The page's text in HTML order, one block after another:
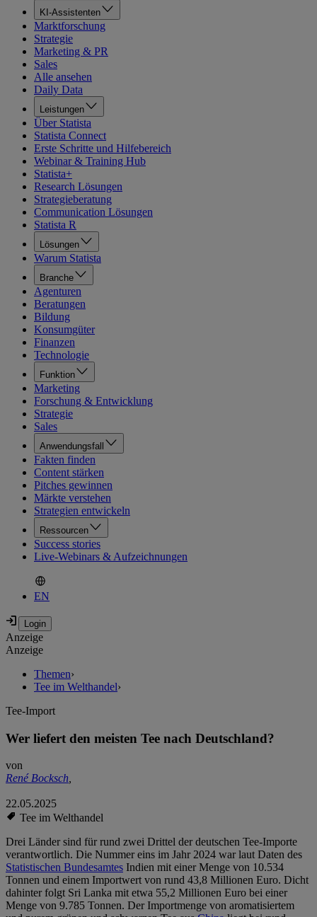
KI-Assistenten
Marktforschung
Strategie
Marketing & PR
Sales
Alle ansehen
Daily Data
Leistungen
Über Statista
Statista Connect
Erste Schritte und Hilfebereich
Webinar & Training Hub
Statista+
Research Lösungen
Strategieberatung
Communication Lösungen
Statista R
Lösungen
Warum Statista
Branche
Agenturen
Beratungen
Bildung
Konsumgüter
Finanzen
Technologie
Funktion
Marketing
Forschung & Entwicklung
Strategie
Sales
Anwendungsfall
Fakten finden
Content stärken
Pitches gewinnen
Märkte verstehen
Strategien entwickeln
Ressourcen
Success stories
Live-Webinars & Aufzeichnungen
EN
Anzeige
Anzeige
Themen›
Tee im Welthandel›
Tee-Import
Wer liefert den meisten Tee nach Deutschland?
von
René Bocksch,
22.05.2025
Tee im Welthandel
Drei Länder sind für rund zwei Drittel der deutschen Tee-Importe
verantwortlich. Die Nummer eins im Jahr 2024 war laut Daten des
Statistischen Bundesamtes Indien mit einer Menge von 10.534
Tonnen und einem Importwert von rund 43,8 Millionen Euro. Dicht
dahinter folgt Sri Lanka mit etwa 55,2 Millionen Euro bei einer
Menge von 9.785 Tonnen. Der Importmenge von aromatisiertem